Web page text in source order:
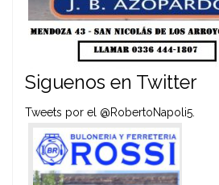
Siguenos en Twitter
Tweets por el @RobertoNapoli5.